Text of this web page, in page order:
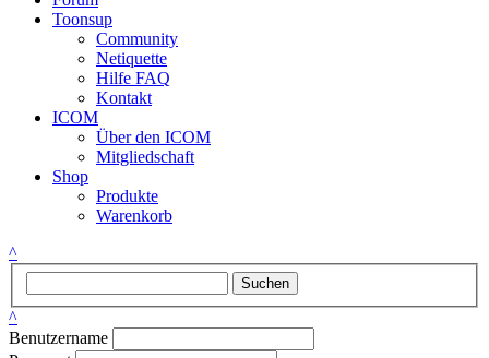
Toonsup
Community
Netiquette
Hilfe FAQ
Kontakt
ICOM
Über den ICOM
Mitgliedschaft
Shop
Produkte
Warenkorb
^
Suchen
^
Benutzername